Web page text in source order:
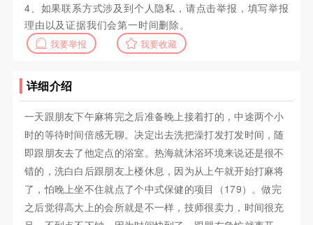
4、如果联系方式涉及到个人隐私，请点击举报，填写举报
理由以及证据我们会第一时间删除。
我要举报 我要收藏
详细介绍
一天跟朋友下午麻将完之后准备晚上接着打的，中途两个小
时的等待时间倍感无聊。决定出去洗把澡打发打发时间，随
即跟朋友去了他定点的浴室。热海就沐浴环境来说还是很不
错的，洗白白后跟朋友上楼休息，因为从上午就开始打麻将
了，怕晚上坐不住就点了个中式保健的项目（179）。做完
之后觉得高大上的会所就是不一样，技师很卖力，时间很充